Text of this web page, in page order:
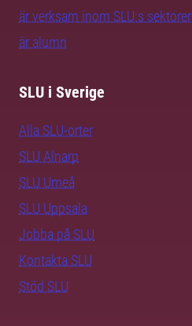
är verksam inom SLU:s sektorer
är alumn
SLU i Sverige
Alla SLU-orter
SLU Alnarp
SLU Umeå
SLU Uppsala
Jobba på SLU
Kontakta SLU
Stöd SLU